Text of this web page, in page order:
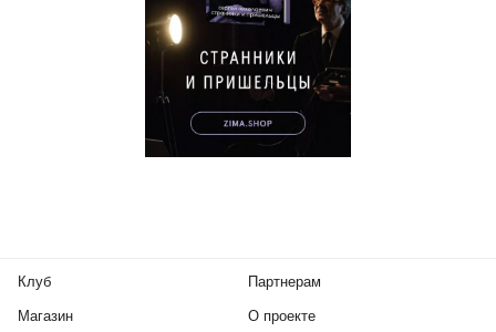
Клуб
Магазин
Партнерам
О проекте